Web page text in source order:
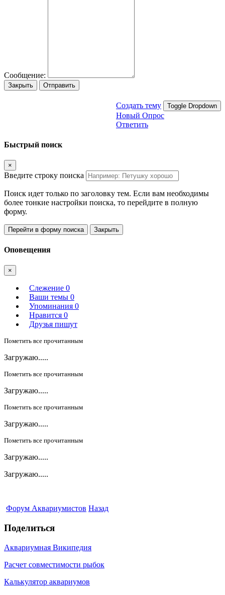
Сообщение:
Закрыть Отправить
Создать тему Toggle Dropdown
Новый Опрос
Ответить
Быстрый поиск
×
Введите строку поиска
Поиск идет только по заголовку тем. Если вам необходимы
более тонкие настройки поиска, то перейдите в полную
форму.
Перейти в форму поиска Закрыть
Оповещения
×
Слежение 0
Ваши темы 0
Упоминания 0
Нравится 0
Друзья пишут
Пометить все прочитанным
Загружаю.....
Пометить все прочитанным
Загружаю.....
Пометить все прочитанным
Загружаю.....
Пометить все прочитанным
Загружаю.....
Загружаю.....
Форум Аквариумистов Назад
Поделиться
Аквариумная Википедия
Расчет совместимости рыбок
Калькулятор аквариумов